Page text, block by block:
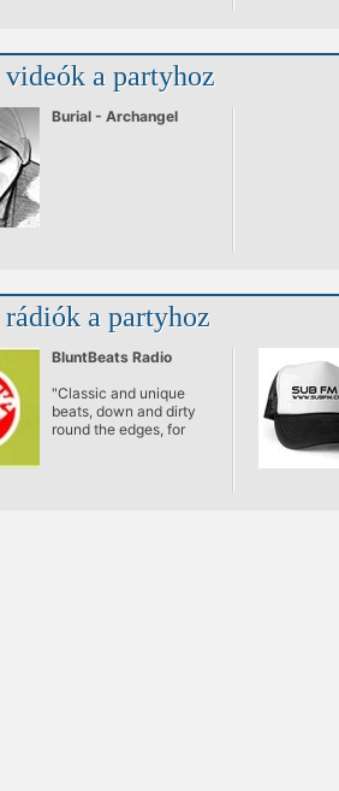
a partyhoz
Burial - Archangel
a partyhoz
BluntBeats Radio
"Classic and unique
beats, down and dirty
round the edges, for